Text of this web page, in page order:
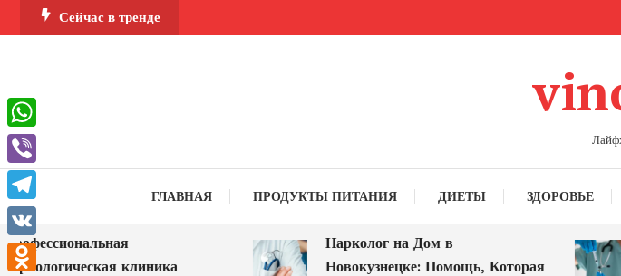
Перейти
к
Сейчас в тренде
ГЛАВНАЯ ПРОДУКТЫ ПИТАНИЯ ДИЕТЫ ЗДОРОВЬЕ
клиника
Нарколог на Дом в
Новокузнецке: Помощь, Которая
WhatsApp
Viber
Telegram
VK